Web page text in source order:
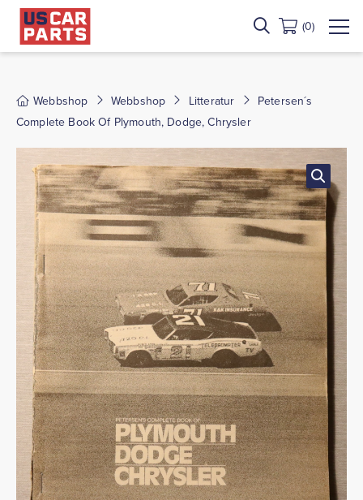
(0)
Webbshop Webbshop Litteratur
Petersen´s
Complete Book Of Plymouth, Dodge, Chrysler